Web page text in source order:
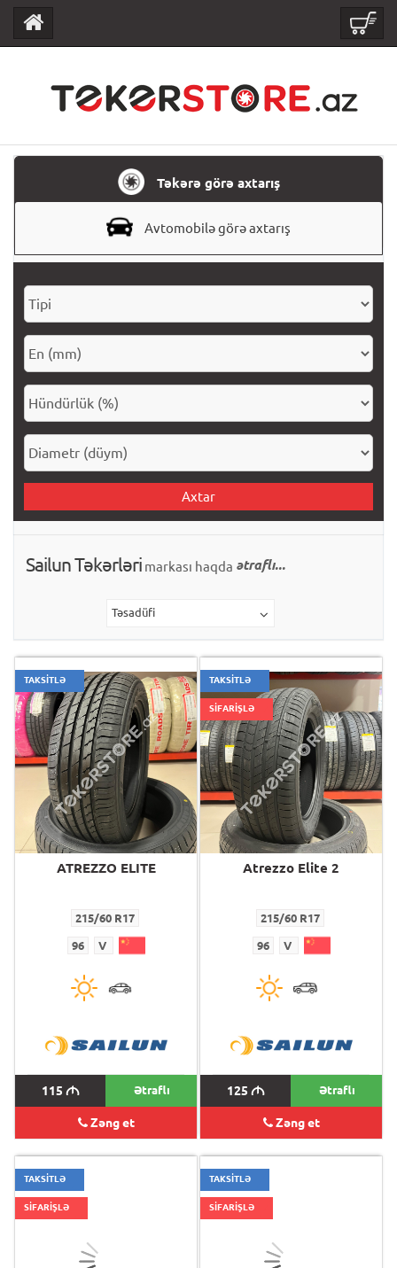
Təkərə görə axtarış
Avtomobilə görə axtarış
Axtar
Sailun Təkərləri markası haqda ətraflı...
Təsadüfi
TAKSİTLƏ
ATREZZO ELITE
215/60 R17
96 V
115 M Ətraflı
Zəng et
TAKSİTLƏ
SİFARİŞLƏ
Atrezzo Elite 2
215/60 R17
96 V
125 M Ətraflı
Zəng et
TAKSİTLƏ
SİFARİŞLƏ
TAKSİTLƏ
SİFARİŞLƏ